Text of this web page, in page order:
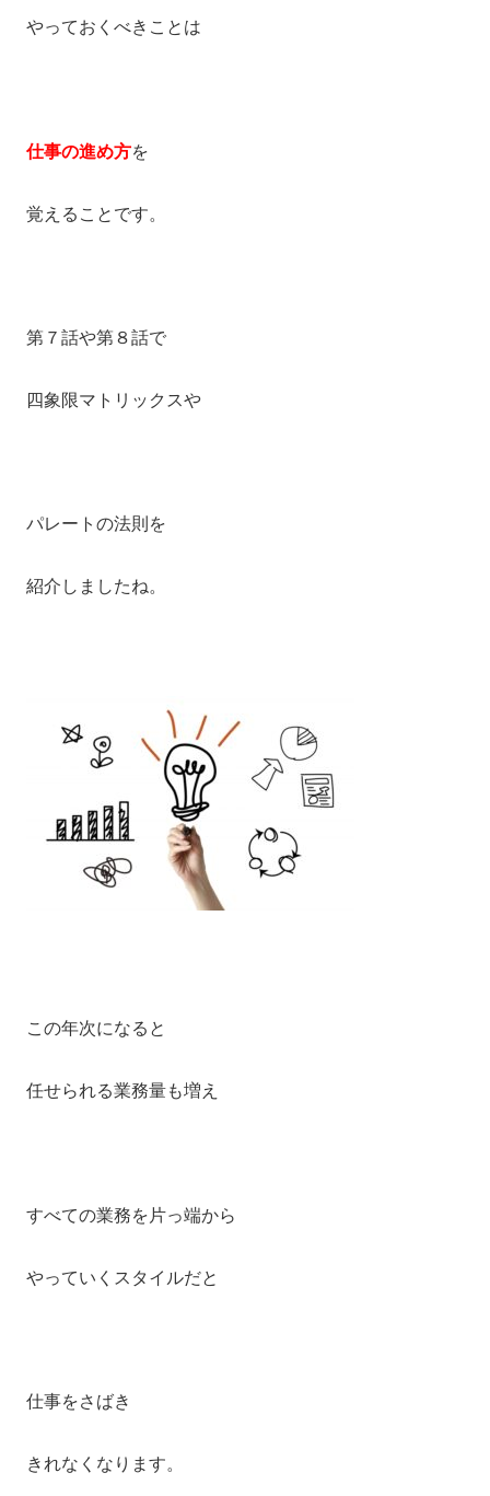
やっておくべきことは
仕事の進め方を
覚えることです。
第７話や第８話で
四象限マトリックスや
パレートの法則を
紹介しましたね。
この年次になると
任せられる業務量も増え
すべての業務を片っ端から
やっていくスタイルだと
仕事をさばき
きれなくなります。